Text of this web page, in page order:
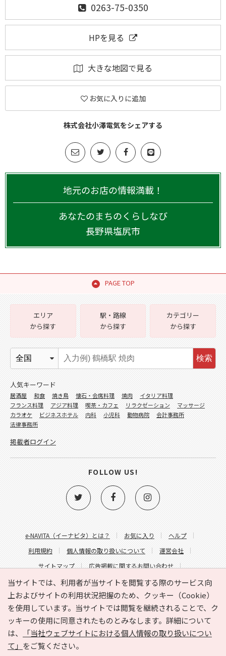
0263-75-0350
HPを見る
大きな地図で見る
お気に入りに追加
株式会社小澤電気をシェアする
地元のお店の情報満載！
あなたのまちのくらしなび
長野県塩尻市
PAGE TOP
当サイトでは、利用者が当サイトを閲覧する際のサービス向
上およびサイトの利用状況把握のため、クッキー（Cookie）
を使用しています。当サイトでは閲覧を継続されることで、ク
ッキーの使用に同意されたものとみなします。詳細について
は、
「当社ウェブサイトにおける個人情報の取り扱いについ
て」 をご覧ください。
e-NAVITA（イーナビタ）とは？ お気に入り
ヘルプ
利用規約
個人情報の取り扱いについて
運営会社
サイトマップ
広告掲載に関するお問い合わせ
サイトの内容に関するお問い合わせ
エリア
から探す
駅・路線
から探す
カテゴリー
から探す
検索
人気キーワード
居酒屋 和食 焼き鳥 懐石・会席料理 焼肉
イタリア料理
フランス料理
アジア料理 喫茶・カフェ リラクゼーション
マッサージ
カラオケ
ビジネスホテル 内科 小児科 動物病院
会計事務所
法律事務所
掲載者ログイン
FOLLOW US!
Copyright © HYOJITO.Co.,Ltd. All Rights Reserved.